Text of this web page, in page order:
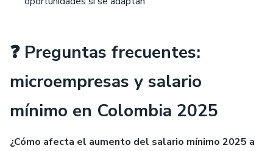
❓ Preguntas frecuentes:
microempresas y salario
mínimo en Colombia 2025
¿Cómo afecta el aumento del salario mínimo 2025 a